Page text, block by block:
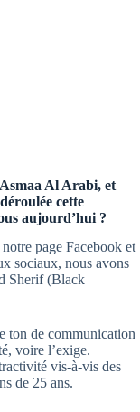
Al Arabi, et
cette
aujourd’hui ?
page Facebook et
sociaux, nous avons
Sherif (Black
ton de communication
voire l’exige.
vis-à-vis des
de 25 ans.